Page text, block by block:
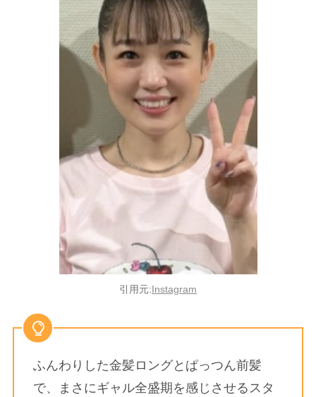
引用元:Instagram
ふんわりした金髪ロングとぱっつん前髪
で、まさにギャル全盛期を感じさせるスタ